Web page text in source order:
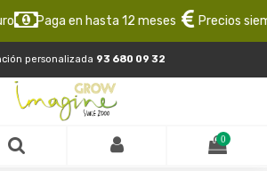
Paga en hasta 12 meses Precios
personalizada 93 680 09 32
0